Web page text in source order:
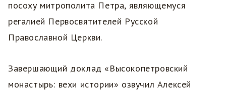
посоху митрополита Петра, являющемуся
регалией Первосвятителей Русской
Православной Церкви.
Завершающий доклад «Высокопетровский
монастырь: вехи истории» озвучил Алексей